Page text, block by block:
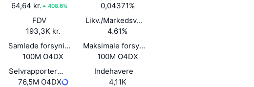
64,64 kr.
408.6%
0,04371%
FDV
193,3K kr.
Likv./Markedsværdi
4.61%
Samlede forsyning
100M O4DX
Maksimale forsyning
100M O4DX
Selvrapporteret cirkulerende forsyning
76,5M O4DX
Indehavere
4,11K